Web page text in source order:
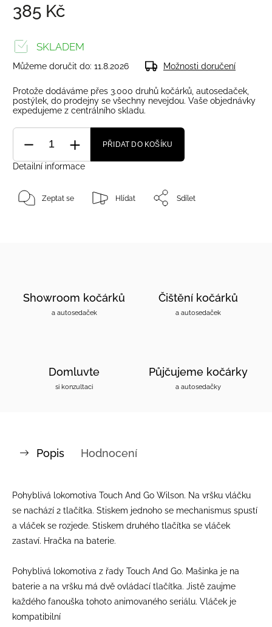
385 Kč
SKLADEM
Můžeme doručit do: 11.8.2026 Možnosti doručení
Protože dodáváme přes 3.000 druhů kočárků, autosedaček,
postýlek, do prodejny se všechny nevejdou. Vaše objednávky
expedujeme z centrálního skladu.
PŘIDAT DO KOŠÍKU
Detailní informace
Zeptat se Hlídat Sdílet
Showroom kočárků
a autosedaček
Čištění kočárků
a autosedaček
Domluvte
si konzultaci
Půjčujeme kočárky
a autosedačky
Popis Hodnocení
Pohyblivá lokomotiva Touch And Go Wilson. Na vršku vláčku
se nachází 2 tlačítka. Stiskem jednoho se mechanismus spustí
a vláček se rozjede. Stiskem druhého tlačítka se vláček
zastaví. Hračka na baterie.
Pohyblivá lokomotiva z řady Touch And Go. Mašinka je na
baterie a na vršku má dvě ovládací tlačítka. Jistě zaujme
každého fanouška tohoto animovaného seriálu. Vláček je
kompatibilní